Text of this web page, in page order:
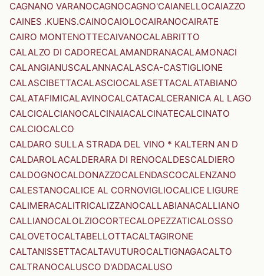
CAGNANO VARANOCAGNOCAGNO'CAIANELLOCAIAZZO
CAINES .KUENS.CAINOCAIOLOCAIRANOCAIRATE
CAIRO MONTENOTTECAIVANOCALABRITTO
CALALZO DI CADORECALAMANDRANACALAMONACI
CALANGIANUSCALANNACALASCA-CASTIGLIONE
CALASCIBETTACALASCIOCALASETTACALATABIANO
CALATAFIMICALAVINOCALCATACALCERANICA AL LAGO
CALCICALCIANOCALCINAIACALCINATECALCINATO
CALCIOCALCO
CALDARO SULLA STRADA DEL VINO * KALTERN AN D
CALDAROLACALDERARA DI RENOCALDESCALDIERO
CALDOGNOCALDONAZZOCALENDASCOCALENZANO
CALESTANOCALICE AL CORNOVIGLIOCALICE LIGURE
CALIMERACALITRICALIZZANOCALLABIANACALLIANO
CALLIANOCALOLZIOCORTECALOPEZZATICALOSSO
CALOVETOCALTABELLOTTACALTAGIRONE
CALTANISSETTACALTAVUTUROCALTIGNAGACALTO
CALTRANOCALUSCO D'ADDACALUSO